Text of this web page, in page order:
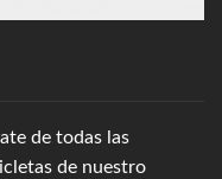
de todas las
de nuestro